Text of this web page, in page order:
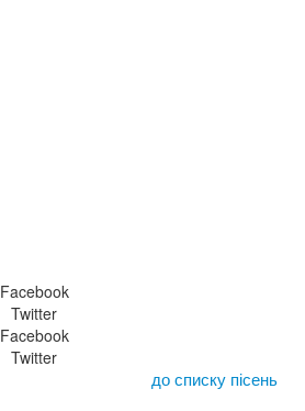
Facebook
Twitter
Facebook
Twitter
до списку пісень